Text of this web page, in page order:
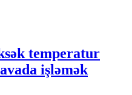
temperatur
işləmək